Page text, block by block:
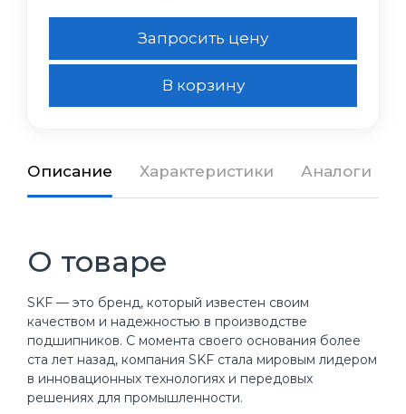
Запросить цену
В корзину
Описание Характеристики Аналоги
О товаре
SKF — это бренд, который известен своим
качеством и надежностью в производстве
подшипников. С момента своего основания более
ста лет назад, компания SKF стала мировым лидером
в инновационных технологиях и передовых
решениях для промышленности.